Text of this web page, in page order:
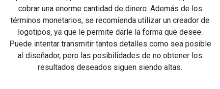
cobrar una enorme cantidad de dinero. Además de los
términos monetarios, se recomienda utilizar un creador de
logotipos, ya que le permite darle la forma que desee.
Puede intentar transmitir tantos detalles como sea posible
al diseñador, pero las posibilidades de no obtener los
resultados deseados siguen siendo altas.